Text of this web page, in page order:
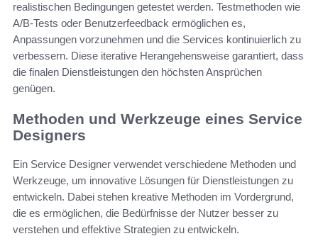
realistischen Bedingungen getestet werden. Testmethoden wie
A/B-Tests oder Benutzerfeedback ermöglichen es,
Anpassungen vorzunehmen und die Services kontinuierlich zu
verbessern. Diese iterative Herangehensweise garantiert, dass
die finalen Dienstleistungen den höchsten Ansprüchen
genügen.
Methoden und Werkzeuge eines Service
Designers
Ein Service Designer verwendet verschiedene Methoden und
Werkzeuge, um innovative Lösungen für Dienstleistungen zu
entwickeln. Dabei stehen kreative Methoden im Vordergrund,
die es ermöglichen, die Bedürfnisse der Nutzer besser zu
verstehen und effektive Strategien zu entwickeln.